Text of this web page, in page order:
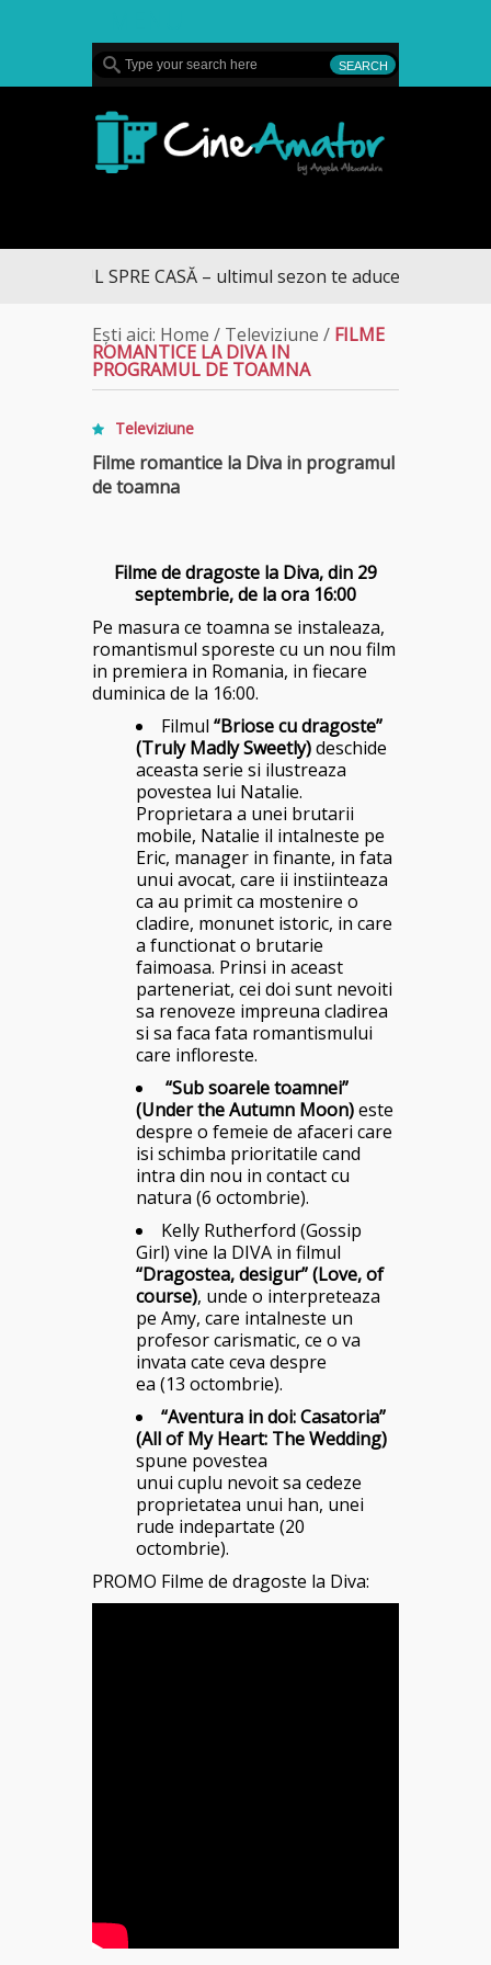
DRUMUL SPRE CASĂ – ultimul sezon te aduce la DIVA
Ești aici: Home / Televiziune / FILME
ROMANTICE LA DIVA IN
PROGRAMUL DE TOAMNA
Televiziune
Filme romantice la Diva in programul
de toamna
Filme de dragoste la Diva, din 29
septembrie, de la ora 16:00
Pe masura ce toamna se instaleaza,
romantismul sporeste cu un nou film
in premiera in Romania, in fiecare
duminica de la 16:00.
Filmul “Briose cu dragoste”
(Truly Madly Sweetly)deschide
aceasta serie si ilustreaza
povestea lui Natalie.
Proprietara a unei brutarii
mobile, Natalie il intalneste pe
Eric, manager in finante, in fata
unui avocat, care ii instiinteaza
ca au primit ca mostenire o
cladire, monunet istoric, in care
a functionat o brutarie
faimoasa. Prinsi in aceast
parteneriat, cei doi sunt nevoiti
sa renoveze impreuna cladirea
si sa faca fata romantismului
care infloreste.
“Sub soarele toamnei”
(Under the Autumn Moon)este
despre o femeie de afaceri care
isi schimba prioritatile cand
intra din nou in contact cu
natura (6 octombrie).
Kelly Rutherford (Gossip
Girl) vine la DIVA in filmul
“Dragostea, desigur” (Love, of
course), unde o interpreteaza
pe Amy, care intalneste un
profesor carismatic, ce o va
invata cate ceva despre
ea (13 octombrie).
“Aventura in doi: Casatoria”
(All of My Heart: The Wedding)
spune povestea
unui cuplu nevoit sa cedeze
proprietatea unui han, unei
rude indepartate (20
octombrie).
PROMO Filme de dragoste la Diva: